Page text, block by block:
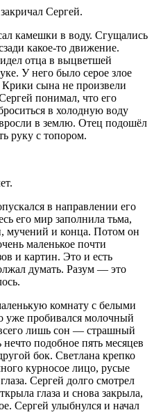
Сергей.
камешки в воду. Сгущались
какое-то движение.
отца в выцветшей
У него было серое злое
сына не произвели
понимал, что его
в холодную воду
в землю. Отец подошёл
руку с топором.
в направлении его
его мир заполнила тьма,
мучений и конца. Потом он
маленькое почти
и картин. Это и есть
думать. Разум — это
комнату с белыми
уже пробивался молочный
лишь сон — страшный
подобное пять месяцев
бок. Светлана крепко
курносое лицо, русые
Сергей долго смотрел
глаза и снова закрыла,
Сергей улыбнулся и начал